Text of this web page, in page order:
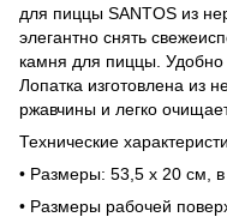
для пиццы SANTOS из
элегантно снять
камня для пиццы. Удобно
Лопатка изготовлена из
ржавчины и легко
Технические
• Размеры: 53,5 х 20 см,
• Размеры рабочей